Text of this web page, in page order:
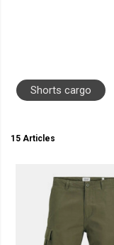
Shorts cargo
15 Articles